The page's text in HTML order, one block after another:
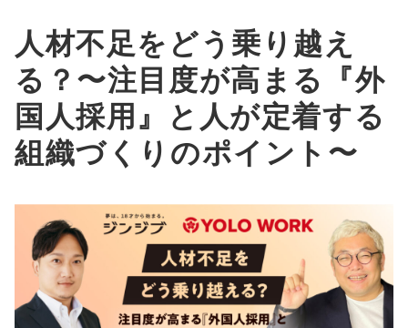
人材不足をどう乗り越え
る？〜注目度が高まる『外
国人採用』と人が定着する
組織づくりのポイント〜